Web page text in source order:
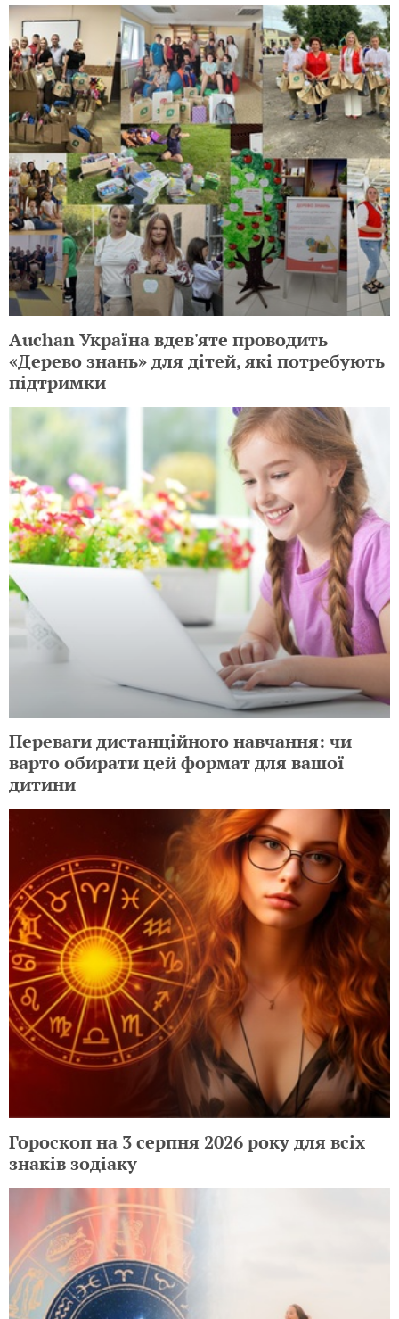
Auchan Україна вдев'яте проводить
«Дерево знань» для дітей, які потребують
підтримки
Переваги дистанційного навчання: чи
варто обирати цей формат для вашої
дитини
Гороскоп на 3 серпня 2026 року для всіх
знаків зодіаку